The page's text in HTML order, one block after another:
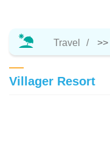
Travel >>
Villager Resort